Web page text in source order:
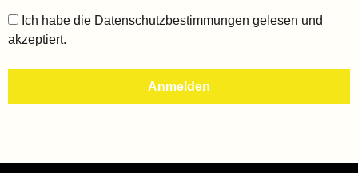
Ich habe die Datenschutzbestimmungen gelesen und
akzeptiert.